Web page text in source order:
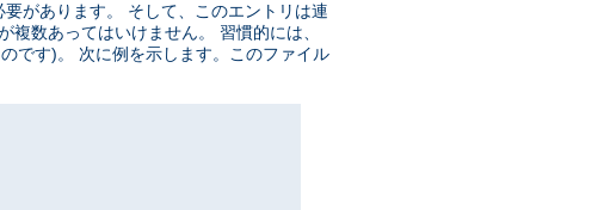
があります。 そして、このエントリは連
数あってはいけません。 習慣的には、
です)。 次に例を示します。このファイル